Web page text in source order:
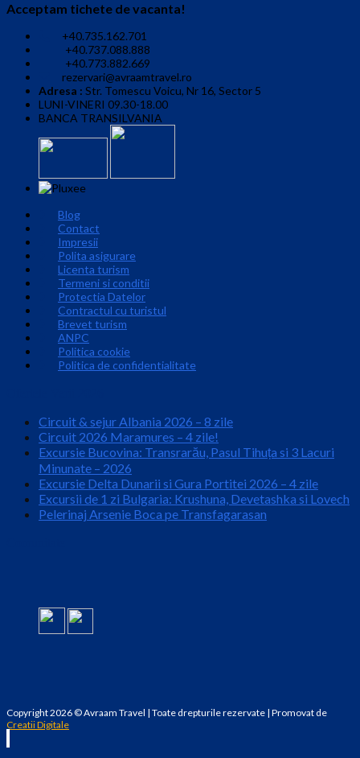
Acceptam tichete de vacanta!
+40.735.162.701
+40.737.088.888
+40.773.882.669
rezervari@avraamtravel.ro
Adresa : Str. Tomescu Voicu, Nr 16, Sector 5
LUNI-VINERI 09.30-18.00
BANCA TRANSILVANIA
Blog
Contact
Impresii
Polita asigurare
Licenta turism
Termeni si conditii
Protectia Datelor
Contractul cu turistul
Brevet turism
ANPC
Politica cookie
Politica de confidentialitate
Circuit & sejur Albania 2026 – 8 zile
Circuit 2026 Maramures – 4 zile!
Excursie Bucovina: Transrarău, Pasul Tihuța si 3 Lacuri
Minunate – 2026
Excursie Delta Dunarii si Gura Portitei 2026 – 4 zile
Excursii de 1 zi Bulgaria: Krushuna, Devetashka si Lovech
Pelerinaj Arsenie Boca pe Transfagarasan
Copyright 2026 © Avraam Travel | Toate drepturile rezervate | Promovat de
Creatii Digitale